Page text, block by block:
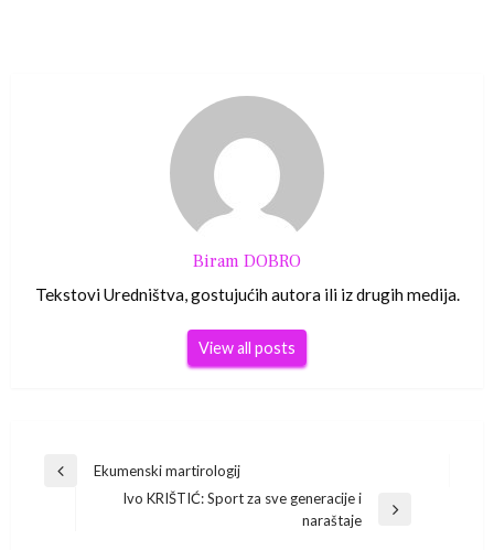
Biram DOBRO
Tekstovi Uredništva, gostujućih autora ili iz drugih medija.
View all posts
Navigacija
Previous
Ekumenski martirologij
Ivo KRIŠTIĆ: Sport za sve generacije i
naraštaje